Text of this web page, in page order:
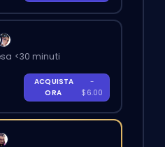
<30 minuti
ACQUISTA
ORA
-
$6.00